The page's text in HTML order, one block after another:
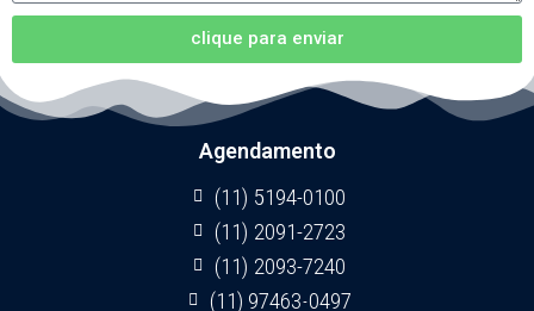
clique para enviar
Agendamento
(11) 5194-0100
(11) 2091-2723
(11) 2093-7240
(11) 97463-0497